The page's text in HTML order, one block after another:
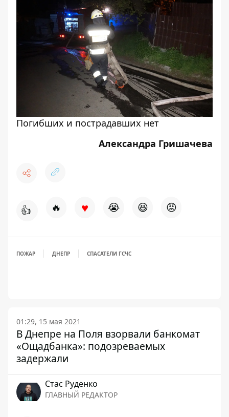
Погибших и пострадавших нет
Александра Гришачева
👍 🔥 ♥ 😭 😆 😡
ПОЖАР ДНЕПР СПАСАТЕЛИ ГСЧС
01:29, 15 мая 2021
В Днепре на Поля взорвали банкомат
«Ощадбанка»: подозреваемых
задержали
Стаc Руденко
ГЛАВНЫЙ РЕДАКТОР